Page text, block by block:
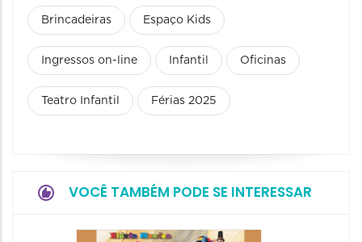
Brincadeiras Espaço Kids
Ingressos on-line Infantil Oficinas
Teatro Infantil Férias 2025
VOCÊ TAMBÉM PODE SE INTERESSAR